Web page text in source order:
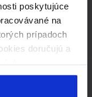
poskytujúce
na
prípadoch
doručujú a
súhlasíte
typov